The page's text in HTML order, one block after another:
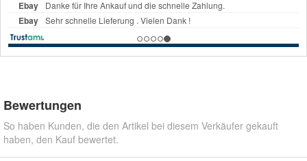
Bewertungen
So haben Kunden, die den Artikel bei diesem Verkäufer gekauft
haben, den Kauf bewertet.